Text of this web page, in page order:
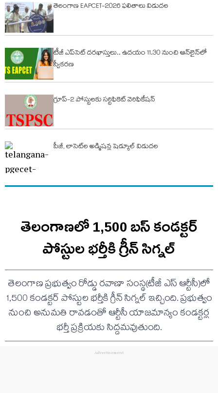
తెలంగాణ EAPCET-2026 ఫలితాలు విడుదల
టీజీ ఎప్‌సెట్ ద‌ర‌ఖాస్తులు.. ఉద‌యం 11.30 నుంచి ఆన్‌లైన్‌లో
స్వీక‌ర‌ణ‌
గ్రూప్-2 పోస్టులకు సర్టిఫికెట్ వెరిఫికేషన్
పీజీ, లాసెట్‌ల అడ్మిషన్ల షెడ్యూల్ విడుదల
తెలంగాణలో 1,500 బస్ కండక్టర్
పోస్టుల భర్తీకి గ్రీన్ సిగ్నల్
తెలంగాణ ప్రభుత్వం రోడ్డు రవాణా సంస్థ(టీజీ ఎస్ ఆర్టీసీ)లో
1,500 కండక్టర్ పోస్టుల భర్తీకి గ్రీన్ సిగ్నల్ ఇచ్చింది. ప్రభుత్వం
నుంచి అనుమతి రావడంతో ఆర్టీసీ యాజమాన్యం కండక్టర్ల
భర్తీ ప్రక్రియకు సిద్దమవుతుంది.